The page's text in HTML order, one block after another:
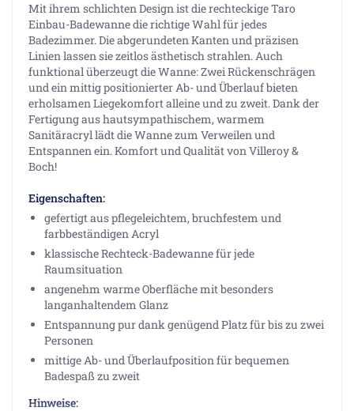
Mit ihrem schlichten Design ist die rechteckige Taro
Einbau-Badewanne die richtige Wahl für jedes
Badezimmer. Die abgerundeten Kanten und präzisen
Linien lassen sie zeitlos ästhetisch strahlen. Auch
funktional überzeugt die Wanne: Zwei Rückenschrägen
und ein mittig positionierter Ab- und Überlauf bieten
erholsamen Liegekomfort alleine und zu zweit. Dank der
Fertigung aus hautsympathischem, warmem
Sanitäracryl lädt die Wanne zum Verweilen und
Entspannen ein. Komfort und Qualität von Villeroy &
Boch!
Eigenschaften:
gefertigt aus pflegeleichtem, bruchfestem und
farbbeständigen Acryl
klassische Rechteck-Badewanne für jede
Raumsituation
angenehm warme Oberfläche mit besonders
langanhaltendem Glanz
Entspannung pur dank genügend Platz für bis zu zwei
Personen
mittige Ab- und Überlaufposition für bequemen
Badespaß zu zweit
Hinweise: